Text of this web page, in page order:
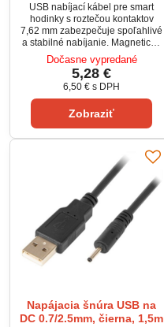
USB nabíjací kábel pre smart
hodinky s roztečou kontaktov
7,62 mm zabezpečuje spoľahlivé
a stabilné nabíjanie. Magnetické
uchytenie umožňuje rýchle a
presné pripojenie bez námahy.
Dĺžka 50 cm je ideálna pre
pohodlné používanie doma aj na
cestách. Kvalitné spracovanie a
čierne prevedenie zaručujú dlhú
životnosť a univerzálny vzhľad.
Dočasne vypredané
5,28 €
6,50 € s DPH
Zobraziť
Napájacia šnúra USB na
DC 0.7/2.5mm, čierna, 1,5m